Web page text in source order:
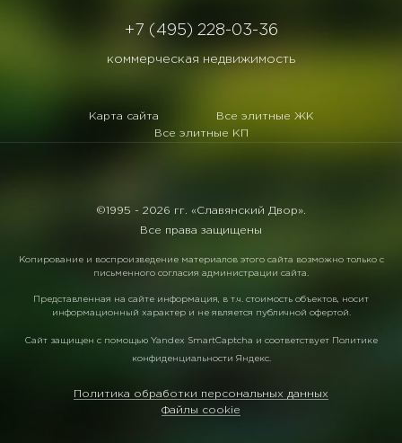
+7 (495) 228-03-36
коммерческая недвижимость
Карта сайта
Все элитные ЖК
Все элитные КП
©1995 - 2026 гг. «Славянский Двор».
Все права защищены
Копирование и воспроизведение материалов этого сайта возможно только с
письменного согласия администрации сайта.
Представленная на сайте информация, в т.ч. стоимость объектов, носит
информационный характер и не является публичной офертой.
Сайт защищен с помощью Yandex SmartCaptcha и соответствует Политике
конфиденциальности Яндекс.
Политика обработки персональных данных
Файлы cookie